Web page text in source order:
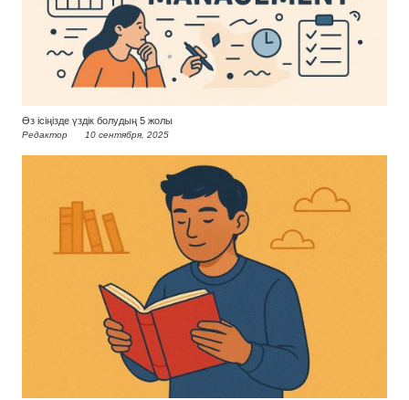
Өз ісіңізде үздік болудың 5 жолы
Редактор 10 сентября, 2025